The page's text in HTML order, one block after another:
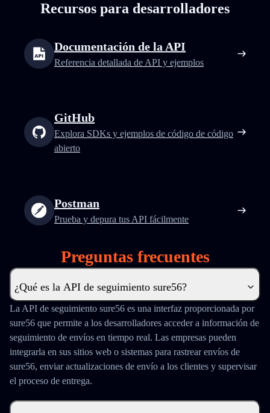
Recursos para desarrolladores
Documentación de la API
Referencia detallada de API y ejemplos
GitHub
Explora SDKs y ejemplos de código de código
abierto
Postman
Prueba y depura tus API fácilmente
Preguntas frecuentes
¿Qué es la API de seguimiento sure56?
La API de seguimiento sure56 es una interfaz proporcionada por
sure56 que permite a los desarrolladores acceder a información de
seguimiento de envíos en tiempo real. Las empresas pueden
integrarla en sus sitios web o sistemas para rastrear envíos de
sure56, enviar actualizaciones de envío a los clientes y supervisar
el proceso de entrega.